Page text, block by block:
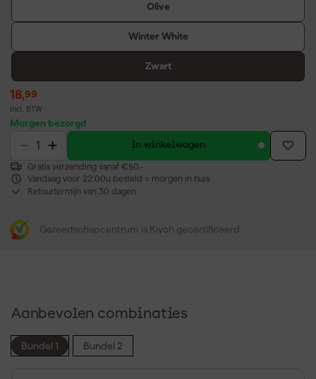
Olive
Winter White
Zwart
18,99
incl. BTW
Morgen bezorgd
In winkelwagen
Gratis verzending vanaf €50,-
Vandaag voor 22:00u besteld = morgen in huis
Retourtermijn van 30 dagen
Gereedschapcentrum is Kiyoh gecertificeerd
Aanbevolen combinaties
Bundel 1 Bundel 2